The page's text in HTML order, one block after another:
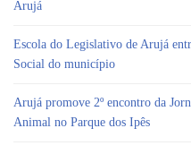
Arujá
Escola do Legislativo de Arujá
Social do município
Arujá promove 2º encontro da
Animal no Parque dos Ipês